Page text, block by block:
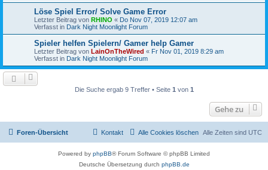
Löse Spiel Error/ Solve Game Error
Letzter Beitrag von RHINO « Do Nov 07, 2019 12:07 am
Verfasst in Dark Night Moonlight Forum
Spieler helfen Spielern/ Gamer help Gamer
Letzter Beitrag von LainOnTheWired « Fr Nov 01, 2019 8:29 am
Verfasst in Dark Night Moonlight Forum
Die Suche ergab 9 Treffer • Seite 1 von 1
Gehe zu
Foren-Übersicht Alle Zeiten sind UTC
Alle Cookies löschen
Kontakt
Powered by phpBB® Forum Software © phpBB Limited
Deutsche Übersetzung durch phpBB.de